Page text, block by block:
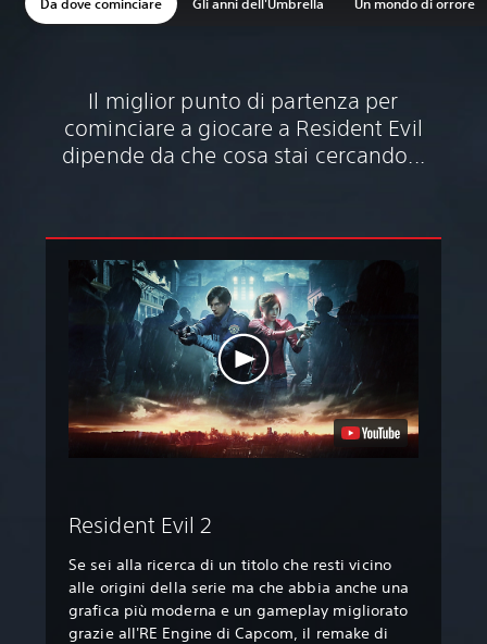
Da dove cominciare Gli anni dell'Umbrella Un mondo di orrore
Il miglior punto di partenza per
cominciare a giocare a Resident Evil
dipende da che cosa stai cercando...
Resident Evil 2
Se sei alla ricerca di un titolo che resti vicino
alle origini della serie ma che abbia anche una
grafica più moderna e un gameplay migliorato
grazie all'RE Engine di Capcom, il remake di